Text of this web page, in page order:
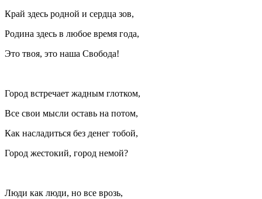
Край здесь родной и сердца зов,
Родина здесь в любое время года,
Это твоя, это наша Свобода!
Город встречает жадным глотком,
Все свои мысли оставь на потом,
Как насладиться без денег тобой,
Город жестокий, город немой?
Люди как люди, но все врозь,